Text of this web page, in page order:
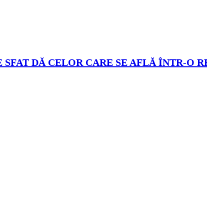
DĂ CELOR CARE SE AFLĂ ÎNTR-O